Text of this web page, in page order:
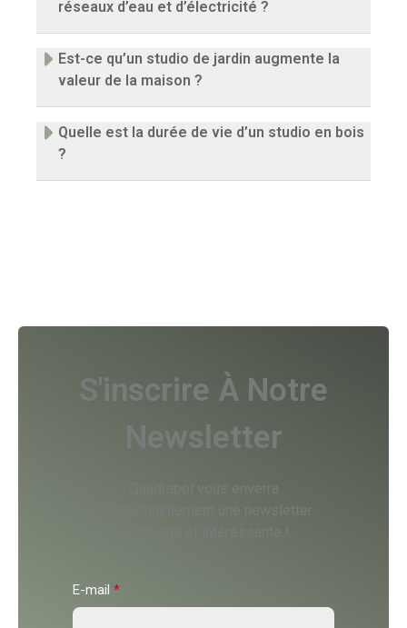
réseaux d’eau et d’électricité ?
Est-ce qu’un studio de jardin augmente la
valeur de la maison ?
Quelle est la durée de vie d’un studio en bois
?
S'inscrire À Notre
Newsletter
Quadrapol vous enverra
occasionnellement une newsletter
E-mail *